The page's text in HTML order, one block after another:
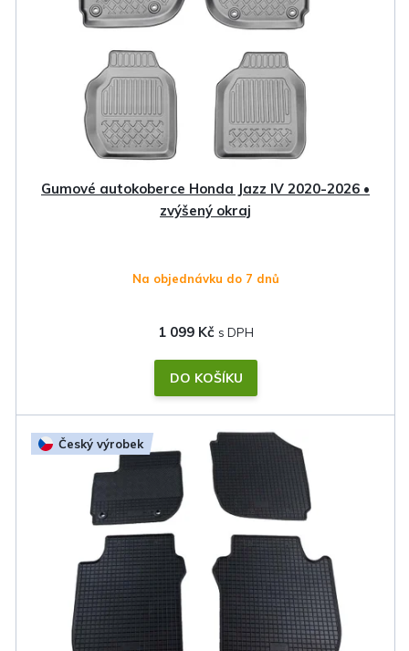
Gumové autokoberce Honda Jazz IV 2020-2026 •
zvýšený okraj
Na objednávku do 7 dnů
1 099 Kč
DO KOŠÍKU
Český výrobek